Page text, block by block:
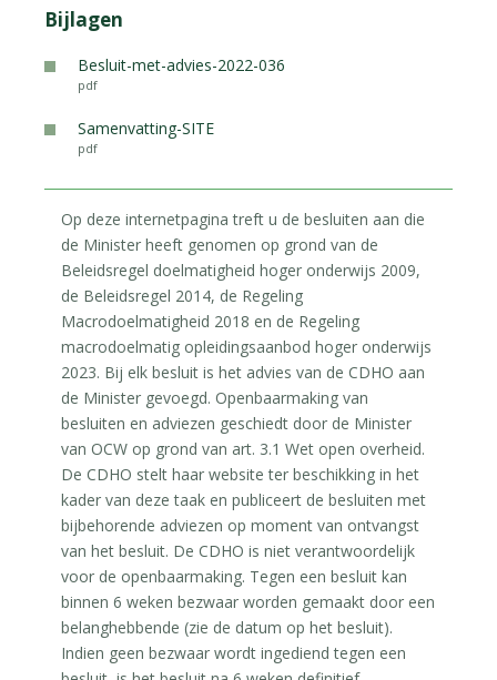
Bijlagen
Besluit-met-advies-2022-036
pdf
Samenvatting-SITE
pdf
Op deze internetpagina treft u de besluiten aan die
de Minister heeft genomen op grond van de
Beleidsregel doelmatigheid hoger onderwijs 2009,
de Beleidsregel 2014, de Regeling
Macrodoelmatigheid 2018 en de Regeling
macrodoelmatig opleidingsaanbod hoger onderwijs
2023. Bij elk besluit is het advies van de CDHO aan
de Minister gevoegd. Openbaarmaking van
besluiten en adviezen geschiedt door de Minister
van OCW op grond van art. 3.1 Wet open overheid.
De CDHO stelt haar website ter beschikking in het
kader van deze taak en publiceert de besluiten met
bijbehorende adviezen op moment van ontvangst
van het besluit. De CDHO is niet verantwoordelijk
voor de openbaarmaking. Tegen een besluit kan
binnen 6 weken bezwaar worden gemaakt door een
belanghebbende (zie de datum op het besluit).
Indien geen bezwaar wordt ingediend tegen een